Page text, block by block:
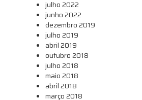
julho 2022
junho 2022
dezembro 2019
julho 2019
abril 2019
outubro 2018
julho 2018
maio 2018
abril 2018
março 2018